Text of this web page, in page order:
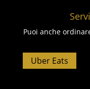
Puoi anche
Uber Eats